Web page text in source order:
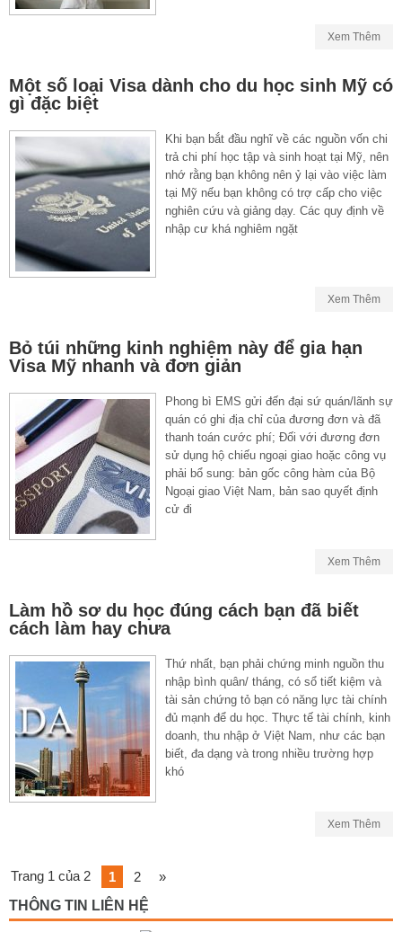
Xem Thêm
Một số loại Visa dành cho du học sinh Mỹ có
gì đặc biệt
Khi bạn bắt đầu nghĩ về các nguồn vốn chi
trả chi phí học tập và sinh hoạt tại Mỹ, nên
nhớ rằng bạn không nên ỷ lại vào việc làm
tại Mỹ nếu bạn không có trợ cấp cho việc
nghiên cứu và giảng dạy. Các quy định về
nhập cư khá nghiêm ngặt
Xem Thêm
Bỏ túi những kinh nghiệm này để gia hạn
Visa Mỹ nhanh và đơn giản
Phong bì EMS gửi đến đại sứ quán/lãnh sự
quán có ghi địa chỉ của đương đơn và đã
thanh toán cước phí; Đối với đương đơn
sử dụng hộ chiếu ngoại giao hoặc công vụ
phải bổ sung: bản gốc công hàm của Bộ
Ngoại giao Việt Nam, bản sao quyết định
cử đi
Xem Thêm
Làm hồ sơ du học đúng cách bạn đã biết
cách làm hay chưa
Thứ nhất, bạn phải chứng minh nguồn thu
nhập bình quân/ tháng, có sổ tiết kiệm và
tài sản chứng tỏ bạn có năng lực tài chính
đủ mạnh để du học. Thực tế tài chính, kinh
doanh, thu nhập ở Việt Nam, như các bạn
biết, đa dạng và trong nhiều trường hợp
khó
Xem Thêm
Trang 1 của 2 1 2
»
THÔNG TIN LIÊN HỆ